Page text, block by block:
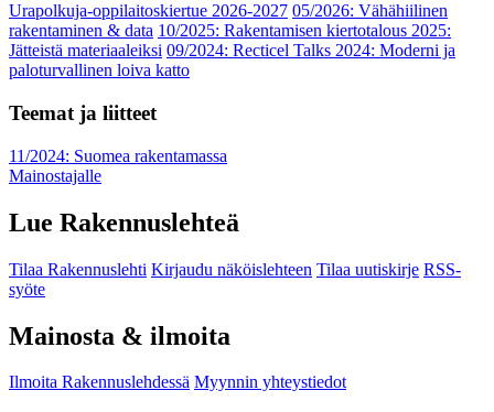
Urapolkuja-oppilaitoskiertue 2026-2027 05/2026: Vähähiilinen
rakentaminen & data 10/2025: Rakentamisen kiertotalous 2025:
Jätteistä materiaaleiksi 09/2024: Recticel Talks 2024: Moderni ja
paloturvallinen loiva katto
Teemat ja liitteet
11/2024: Suomea rakentamassa
Mainostajalle
Lue Rakennuslehteä
Tilaa Rakennuslehti Kirjaudu näköislehteen Tilaa uutiskirje RSS-
syöte
Mainosta & ilmoita
Ilmoita Rakennuslehdessä Myynnin yhteystiedot